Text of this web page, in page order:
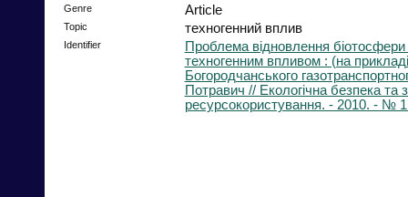
Genre Article
Topic техногенний вплив
Identifier
Проблема відновлення біотосфери
техногенним впливом : (на прикладі
Богородчанського
Потравич // Екологічна безпека та
ресурсокористування. - 2010. - №